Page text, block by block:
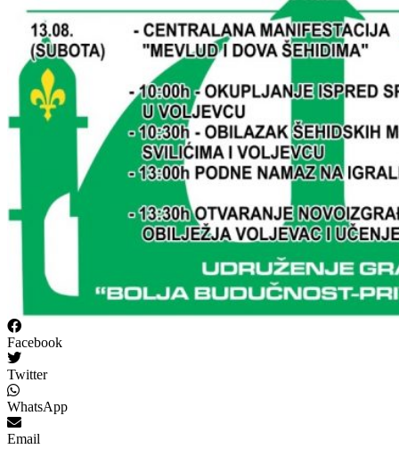
Facebook
Twitter
WhatsApp
Email